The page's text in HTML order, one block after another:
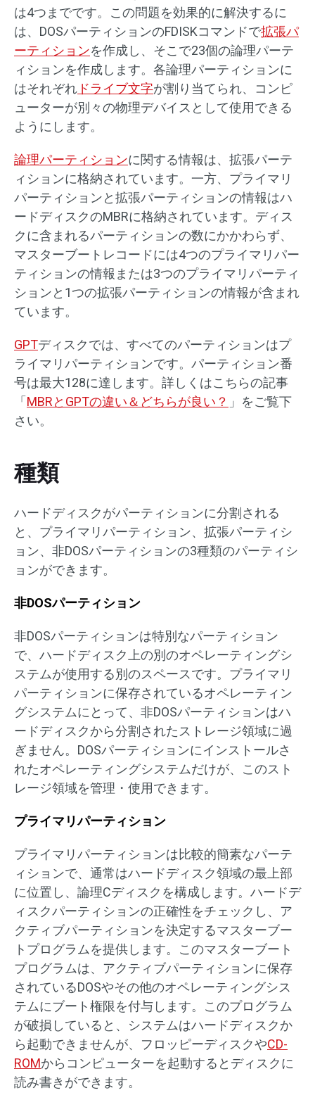
は4つまでです。この問題を効果的に解決するに
は、DOSパーティションのFDISKコマンドで拡張パ
ーティションを作成し、そこで23個の論理パーテ
ィションを作成します。各論理パーティションに
はそれぞれ ドライブ文字が割り当てられ、コンピ
ューターが別々の物理デバイスとして使用できる
ようにします。
論理パーティションに関する情報は、拡張パーテ
ィションに格納されています。一方、プライマリ
パーティションと拡張パーティションの情報はハ
ードディスクのMBRに格納されています。ディス
クに含まれるパーティションの数にかかわらず、
マスターブートレコードには4つのプライマリパー
ティションの情報または3つのプライマリパーティ
ションと1つの拡張パーティションの情報が含まれ
ています。
GPTディスクでは、すべてのパーティションはプ
ライマリパーティションです。パーティション番
号は最大128に達します。詳しくはこちらの記事
「 MBRとGPTの違い＆どちらが良い？ 」をご覧下
さい。
種類
ハードディスクがパーティションに分割される
と、プライマリパーティション、拡張パーティシ
ョン、非DOSパーティションの3種類のパーティシ
ョンができます。
非DOSパーティション
非DOSパーティションは特別なパーティション
で、ハードディスク上の別のオペレーティングシ
ステムが使用する別のスペースです。プライマリ
パーティションに保存されているオペレーティン
グシステムにとって、非DOSパーティションはハ
ードディスクから分割されたストレージ領域に過
ぎません。DOSパーティションにインストールさ
れたオペレーティングシステムだけが、このスト
レージ領域を管理・使用できます。
プライマリパーティション
プライマリパーティションは比較的簡素なパーテ
ィションで、通常はハードディスク領域の最上部
に位置し、論理Cディスクを構成します。ハードデ
ィスクパーティションの正確性をチェックし、ア
クティブパーティションを決定するマスターブー
トプログラムを提供します。このマスターブート
プログラムは、アクティブパーティションに保存
されているDOSやその他のオペレーティングシス
テムにブート権限を付与します。このプログラム
が破損していると、システムはハードディスクか
ら起動できませんが、フロッピーディスクやCD-
ROMからコンピューターを起動するとディスクに
読み書きができます。